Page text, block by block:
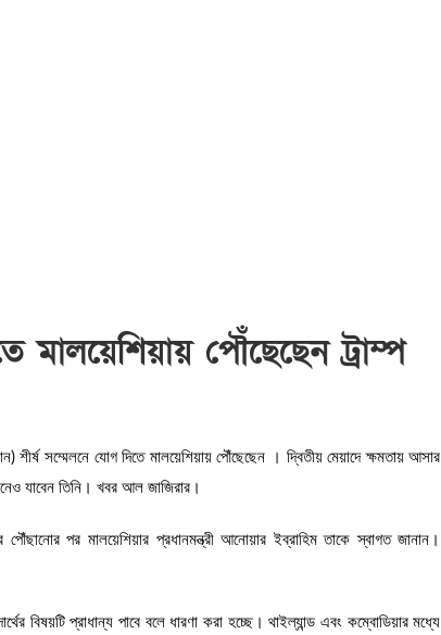
মালয়েশিয়ায় পৌঁছেছেন ট্রাম্প
শীর্ষ সম্মেলনে যোগ দিতে মালয়েশিয়ায় পৌঁছেছেন । দ্বিতীয় মেয়াদে ক্ষমতায় আসার
যাবেন তিনি। খবর আল জাজিরার।
পর মালয়েশিয়ার প্রধানমন্ত্রী আনোয়ার ইব্রাহিম তাকে স্বাগত জানান।
বিষয়টি প্রাধান্য পাবে বলে ধারণা করা হচ্ছে। থাইল্যান্ড এবং কম্বোডিয়ার মধ্যে